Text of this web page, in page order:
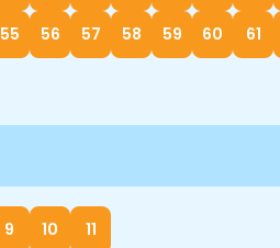
55 56 57 58 59 60 61
9 10 11